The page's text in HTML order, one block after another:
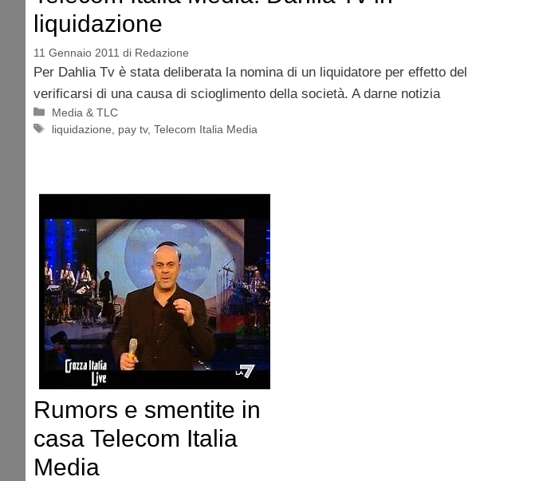
liquidazione
11 Gennaio 2011 di Redazione
Per Dahlia Tv è stata deliberata la nomina di un liquidatore per effetto del
verificarsi di una causa di scioglimento della società. A darne notizia
Categorie
Media & TLC
Tag
liquidazione pay tv,Telecom Italia Media
Rumors e smentite in
casa Telecom Italia
Media